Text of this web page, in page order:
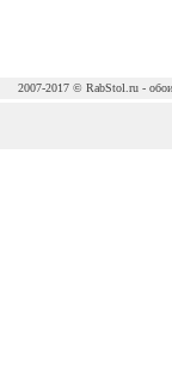
2007-2017 © RabStol.ru - обои